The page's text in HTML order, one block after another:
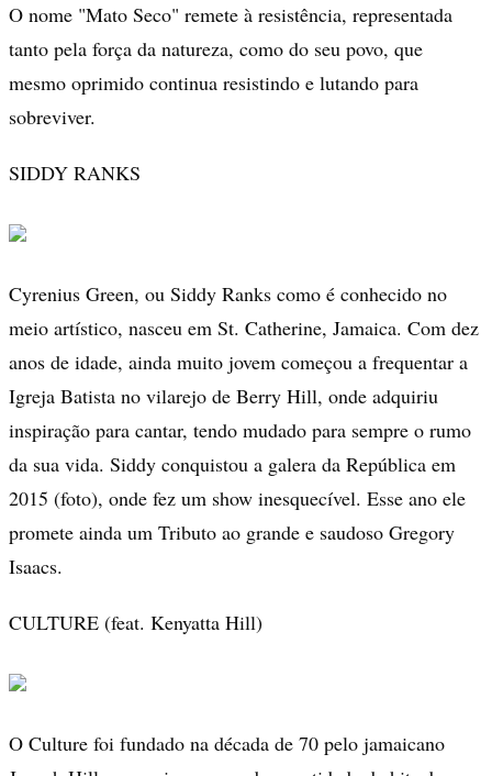
O nome "Mato Seco" remete à resistência, representada
tanto pela força da natureza, como do seu povo, que
mesmo oprimido continua resistindo e lutando para
sobreviver.
SIDDY RANKS
Cyrenius Green, ou Siddy Ranks como é conhecido no
meio artístico, nasceu em St. Catherine, Jamaica. Com dez
anos de idade, ainda muito jovem começou a frequentar a
Igreja Batista no vilarejo de Berry Hill, onde adquiriu
inspiração para cantar, tendo mudado para sempre o rumo
da sua vida. Siddy conquistou a galera da República em
2015 (foto), onde fez um show inesquecível. Esse ano ele
promete ainda um Tributo ao grande e saudoso Gregory
Isaacs.
CULTURE (feat. Kenyatta Hill)
O Culture foi fundado na década de 70 pelo jamaicano